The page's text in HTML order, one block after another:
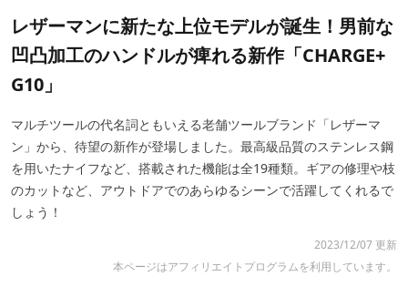
レザーマンに新たな上位モデルが誕生！男前な
凹凸加工のハンドルが痺れる新作「CHARGE+
G10」
マルチツールの代名詞ともいえる老舗ツールブランド「レザーマ
ン」から、待望の新作が登場しました。最高級品質のステンレス鋼
を用いたナイフなど、搭載された機能は全19種類。ギアの修理や枝
のカットなど、アウトドアでのあらゆるシーンで活躍してくれるで
しょう！
2023/12/07 更新
本ページはアフィリエイトプログラムを利用しています。